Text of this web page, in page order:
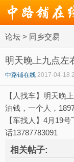
论坛 > 同乡交易
明天晚上九点左
中路铺在线 2017-04-18
【人找车】明天晚
油钱，一个人，
【车找人】4月19
话13787783091
相关帖子: